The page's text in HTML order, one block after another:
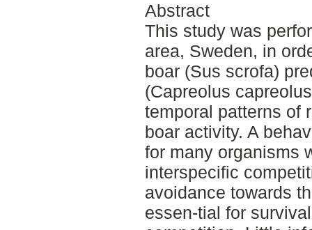
Abstract
This study was
area, Sweden, in
boar (Sus scrofa)
(Capreolus
temporal patterns of
boar activity. A
for many organisms
interspecific
avoidance towards
essen-tial for